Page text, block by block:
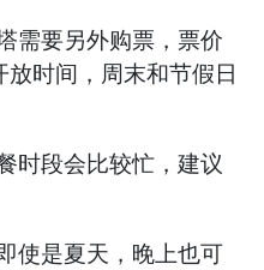
需要另外购票，票价
时间，周末和节假日
时段会比较忙，建议
使是夏天，晚上也可